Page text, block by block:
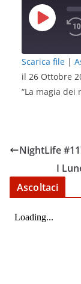
Play
RSS FEED
SHARE
Scarica file |
il 26 Ottobre
“La magia dei
NightLife
I
Ascoltaci